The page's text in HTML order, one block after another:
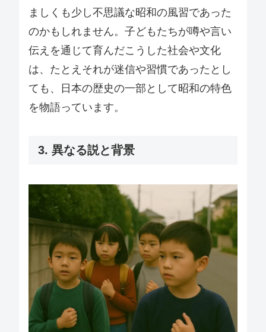
ましくも少し不思議な昭和の風習であった
のかもしれません。子どもたちが噂や言い
伝えを通じて育んだこうした社会や文化
は、たとえそれが迷信や習慣であったとし
ても、日本の歴史の一部として昭和の特色
を物語っています。
3. 異なる説と背景